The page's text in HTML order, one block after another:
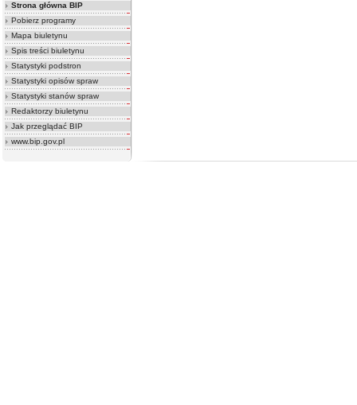
Strona główna BIP
Pobierz programy
Mapa biuletynu
Spis treści biuletynu
Statystyki podstron
Statystyki opisów spraw
Statystyki stanów spraw
Redaktorzy biuletynu
Jak przeglądać BIP
www.bip.gov.pl